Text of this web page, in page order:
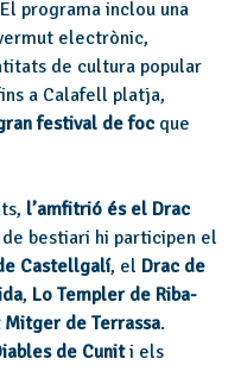
programa inclou una
electrònic,
de cultura popular
a Calafell platja,
festival de foc que
l’amfitrió és el Drac
de bestiari hi participen el
Castellgalí, el Drac de
, Lo Templer de Riba-
de Terrassa.
de Cuniti els